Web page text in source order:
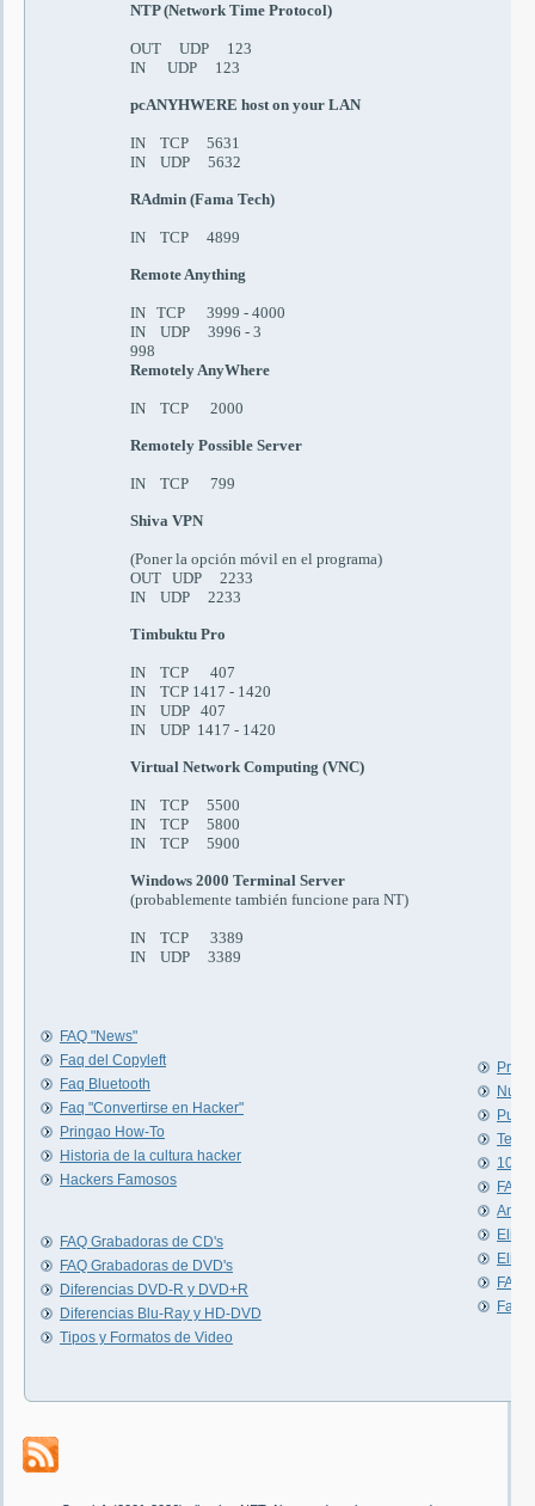
NTP (Network Time Protocol)
OUT UDP 123
IN UDP 123
pcANYHWERE host on your LAN
IN TCP 5631
IN UDP 5632
RAdmin (Fama Tech)
IN TCP 4899
Remote Anything
INTCP 3999 - 4000
IN UDP 3996 - 3
998
Remotely AnyWhere
IN TCP 2000
Remotely Possible Server
IN TCP 799
Shiva VPN
(Poner la opción móvil en el programa)
OUT UDP 2233
IN UDP 2233
Timbuktu Pro
IN TCP 407
IN TCP 1417 - 1420
IN UDP 407
IN UDP 1417 - 1420
Virtual Network Computing (VNC)
IN TCP 5500
IN TCP 5800
IN TCP 5900
Windows 2000 TerminalServer
(probablemente también funcione para NT)
IN TCP 3389
IN UDP 3389
FAQ "News"
Faq del Copyleft
Faq Bluetooth
Faq "Convertirse en Hacker"
Pringao How-To
Historia de la cultura hacker
Hackers Famosos
FAQ Grabadoras de CD's
FAQ Grabadoras de DVD's
Diferencias DVD-R y DVD+R
Diferencias Blu-Ray y HD-DVD
Tipos y Formatos de Video
Tests
10
FAQ
FAQ
Faq